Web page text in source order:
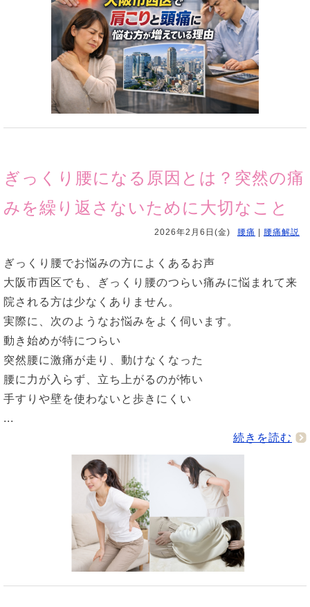
ぎっくり腰になる原因とは？突然の痛
みを繰り返さないために大切なこと
2026年2月6日(金) 腰痛 腰痛解説
ぎっくり腰でお悩みの方によくあるお声
大阪市西区でも、ぎっくり腰のつらい痛みに悩まれて来
院される方は少なくありません。
実際に、次のようなお悩みをよく伺います。
動き始めが特につらい
突然腰に激痛が走り、動けなくなった
腰に力が入らず、立ち上がるのが怖い
手すりや壁を使わないと歩きにくい
...
続きを読む